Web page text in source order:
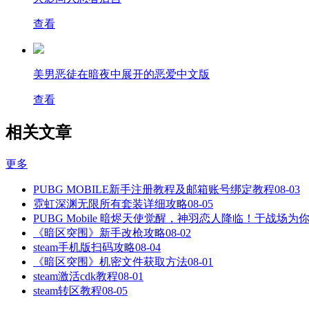
查看
美男恶徒在暗夜中展开的恶爱中文版
查看
相关文章
更多
PUBG MOBILE新手注册教程及邮箱账号绑定教程08-03
霓虹深渊无限所有套装详细攻略08-05
PUBG Mobile 暗烬天使觉醒，神羽恋人降临！于战场为
《暗区突围》新手改枪攻略08-02
steam手机版扫码攻略08-04
《暗区突围》机密文件获取方法08-01
steam激活cdk教程08-01
steam转区教程08-05